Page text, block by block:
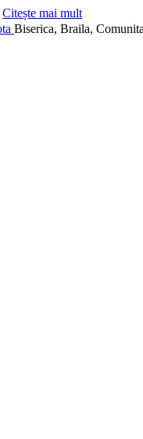
Citește mai mult
Biserica, Braila,